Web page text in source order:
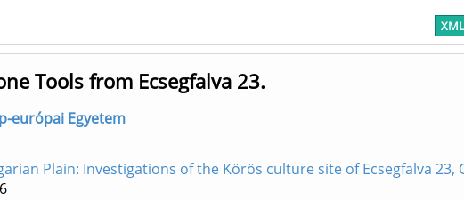
XML
Tools from Ecsegfalva 23.
európai Egyetem
Plain: Investigations of the Körös culture site of Ecsegfalva 23,